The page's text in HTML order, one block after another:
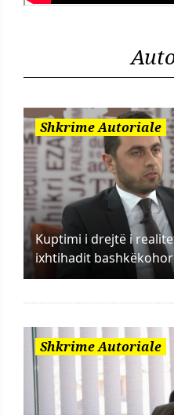
Shkrime Autoriale
Kuptimi i drejtë i
ixhtihadit
Shkrime Autoriale